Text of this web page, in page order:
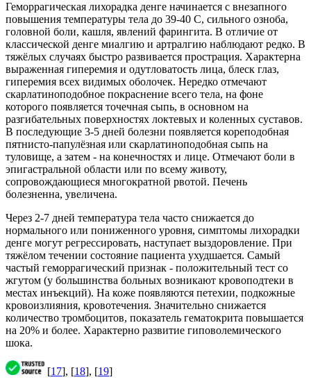
Геморрагическая лихорадка денге начинается с внезапного
повышения температуры тела до 39-40 С, сильного озноба,
головной боли, кашля, явлений фарингита. В отличие от
классической денге миалгию и артралгию наблюдают редко. В
тяжёлых случаях быстро развивается прострация. Характерна
выраженная гиперемия и одутловатость лица, блеск глаз,
гиперемия всех видимых оболочек. Нередко отмечают
скарлатиноподобное покраснение всего тела, на фоне
которого появляется точечная сыпь, в основном на
разгибательных поверхностях локтевых и коленных суставов.
В последующие 3-5 дней болезни появляется кореподобная
пятнисто-папулёзная или скарлатиноподобная сыпь на
туловище, а затем - на конечностях и лице. Отмечают боли в
эпигастральной области или по всему животу,
сопровождающиеся многократной рвотой. Печень
болезненна, увеличена.
Через 2-7 дней температура тела часто снижается до
нормального или пониженного уровня, симптомы лихорадки
денге могут регрессировать, наступает выздоровление. При
тяжёлом течении состояние пациента ухудшается. Самый
частый геморрагический признак - положительный тест со
жгутом (у большинства больных возникают кровоподтеки в
местах инъекций). На коже появляются петехии, подкожные
кровоизлияния, кровотечения. Значительно снижается
количество тромбоцитов, показатель гематокрита повышается
на 20% и более. Характерно развитие гиповолемического
шока.
[17], [18], [19]